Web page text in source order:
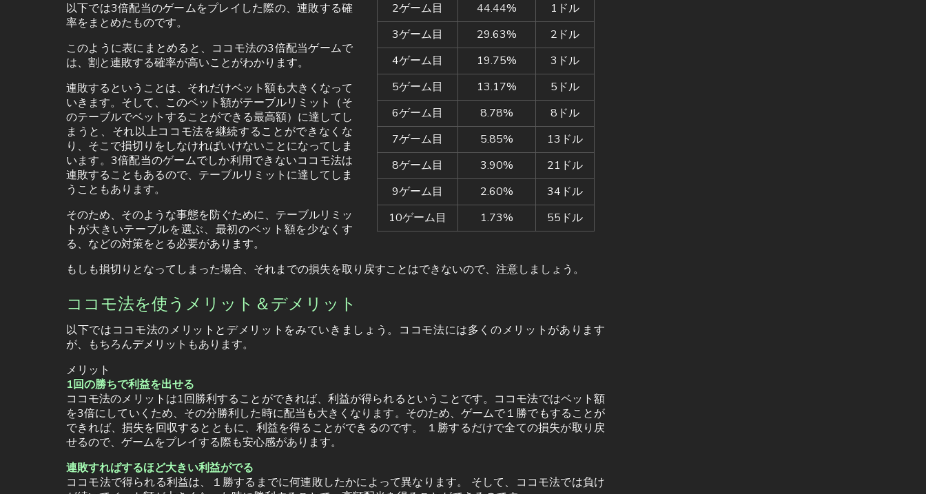
2ゲーム目
44.44%
1ドル
3ゲーム目
29.63%
2ドル
4ゲーム目
19.75%
3ドル
5ゲーム目
13.17%
5ドル
6ゲーム目
8.78%
8ドル
7ゲーム目
5.85%
13ドル
8ゲーム目
3.90%
21ドル
9ゲーム目
2.60%
34ドル
10ゲーム目
1.73% 55ドル
以下では3倍配当のゲームをプレイした際の、連敗する確
率をまとめたものです。
このように表にまとめると、ココモ法の3倍配当ゲームで
は、割と連敗する確率が高いことがわかります。
連敗するということは、それだけベット額も大きくなって
いきます。そして、このベット額がテーブルリミット（そ
のテーブルでベットすることができる最高額）に達してし
まうと、それ以上ココモ法を継続することができなくな
り、そこで損切りをしなければいけないことになってしま
います。3倍配当のゲームでしか利用できないココモ法は
連敗することもあるので、テーブルリミットに達してしま
うこともあります。
そのため、そのような事態を防ぐために、テーブルリミッ
トが大きいテーブルを選ぶ、最初のベット額を少なくす
る、などの対策をとる必要があります。
もしも損切りとなってしまった場合、それまでの損失を取り戻すことはできないので、注意しましょう。
ココモ法を使うメリット＆デメリット
以下ではココモ法のメリットとデメリットをみていきましょう。ココモ法には多くのメリットがあります
が、もちろんデメリットもあります。
メリット
1回の勝ちで利益を出せる
ココモ法のメリットは1回勝利することができれば、利益が得られるということです。ココモ法ではベット額
を3倍にしていくため、その分勝利した時に配当も大きくなります。そのため、ゲームで１勝でもすることが
できれば、損失を回収するとともに、利益を得ることができるのです。 １勝するだけで全ての損失が取り戻
せるので、ゲームをプレイする際も安心感があります。
連敗すればするほど大きい利益がでる
ココモ法で得られる利益は、１勝するまでに何連敗したかによって異なります。 そして、ココモ法では負け